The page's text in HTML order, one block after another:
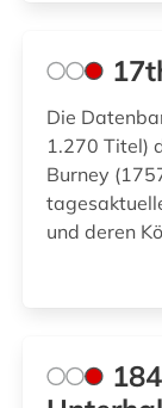
Die
1.270 Titel)
Burney
und deren